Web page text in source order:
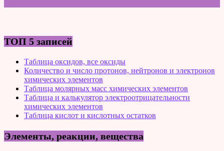
ТОП 5 записей
Таблица оксидов, все оксиды
Количество и число протонов, нейтронов и электронов
химических элементов
Таблица молярных масс химических элементов
Таблица и калькулятор электроотрицательности
химических элементов
Таблица кислот и кислотных остатков
Элементы, реакции, вещества